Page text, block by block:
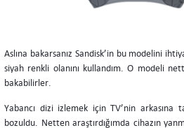
Aslına bakarsanız Sandisk’in bu modelini
siyah renkli olanını kullandım. O modeli
bakabilirler.
Yabancı dizi izlemek için TV’nin arkasına
bozuldu. Netten araştırdığımda cihazın